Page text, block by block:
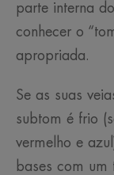
parte interna
conhecer o
apropriada.
Se as suas
subtom é frio
vermelho e
bases com um